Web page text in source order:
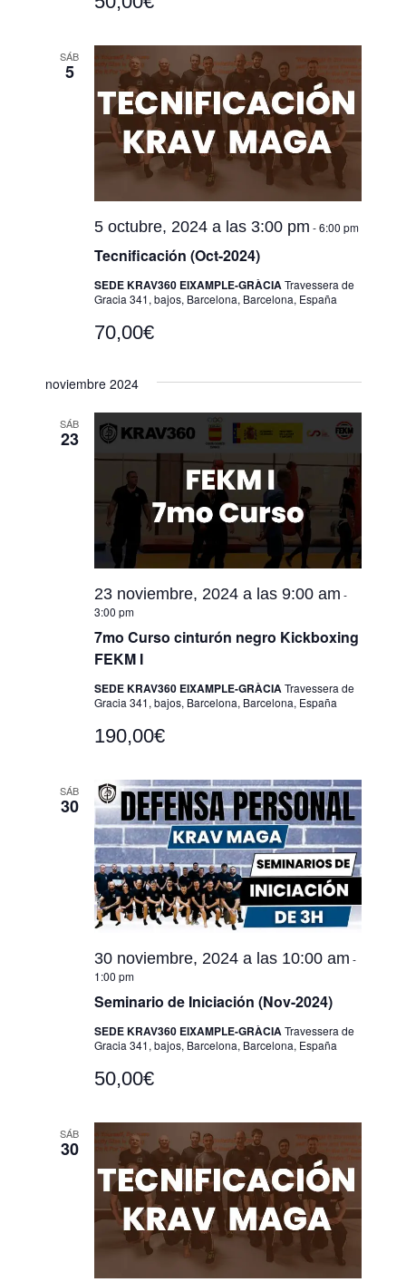
SÁB
5
Tecnificación (Oct-2024)
5 octubre, 2024 a las 3:00 pm -6:00 pm
SEDE KRAV360 EIXAMPLE-GRÀCIATravessera de
Gracia 341, bajos, Barcelona, Barcelona, España
70,00€
noviembre 2024
SÁB
23
7mo Curso cinturón negro Kickboxing
FEKM I
23 noviembre, 2024 a las 9:00 am -
3:00 pm
SEDE KRAV360 EIXAMPLE-GRÀCIATravessera de
Gracia 341, bajos, Barcelona, Barcelona, España
190,00€
SÁB
30
Seminario de Iniciación (Nov-2024)
30 noviembre, 2024 a las 10:00 am -
1:00 pm
SEDE KRAV360 EIXAMPLE-GRÀCIATravessera de
Gracia 341, bajos, Barcelona, Barcelona, España
50,00€
SÁB
30